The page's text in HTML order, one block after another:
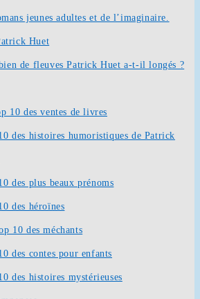
jeunes adultes et de l’imaginaire.
Huet
de fleuves Patrick Huet a-t-il longés ?
10 des ventes de livres
des histoires humoristiques de Patrick
des plus beaux prénoms
des héroïnes
10 des méchants
des contes pour enfants
des histoires mystérieuses